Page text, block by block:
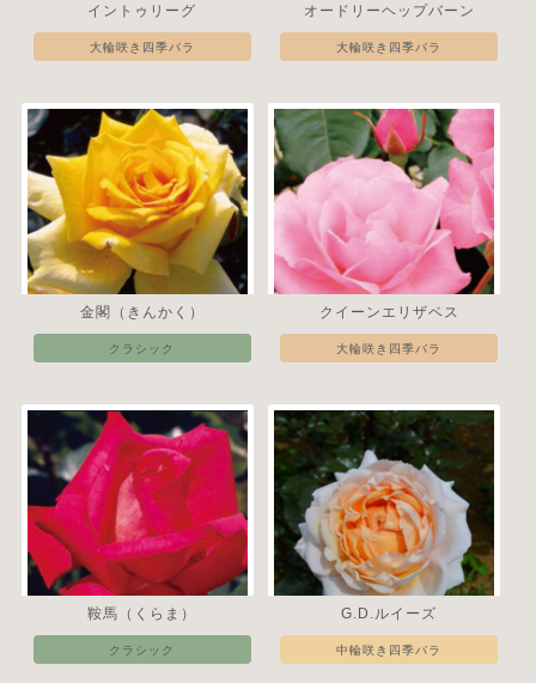
イントゥリーグ
大輪咲き四季バラ
オードリーヘップバーン
大輪咲き四季バラ
金閣（きんかく）
クラシック
クイーンエリザベス
大輪咲き四季バラ
鞍馬（くらま）
クラシック
G.D.ルイーズ
中輪咲き四季バラ